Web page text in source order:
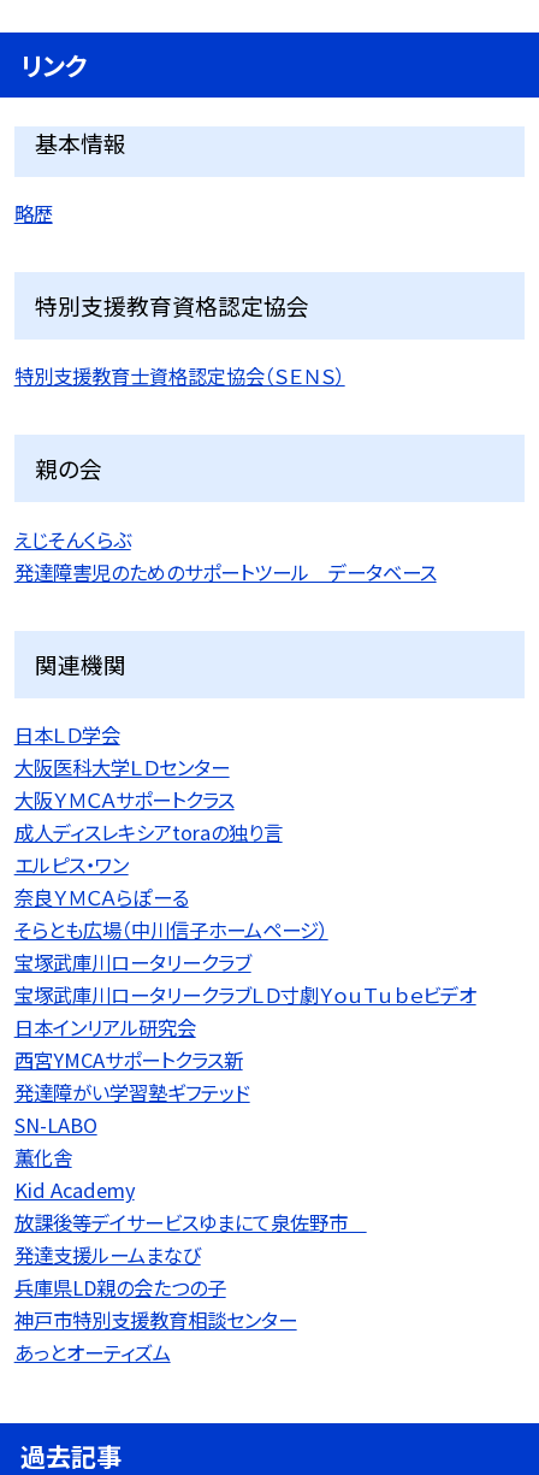
リンク
基本情報
略歴
特別支援教育資格認定協会
特別支援教育士資格認定協会（ＳＥＮＳ）
親の会
えじそんくらぶ
発達障害児のためのサポートツール データベース
関連機関
日本ＬＤ学会
大阪医科大学ＬＤセンター
大阪ＹＭＣＡサポートクラス
成人ディスレキシアtoraの独り言
エルピス・ワン
奈良ＹＭＣＡらぽーる
そらとも広場（中川信子ホームページ）
宝塚武庫川ロータリークラブ
宝塚武庫川ロータリークラブＬＤ寸劇ＹｏｕＴｕｂｅビデオ
日本インリアル研究会
西宮YMCAサポートクラス新
発達障がい学習塾ギフテッド
SN-LABO
薫化舎
Kid Academy
放課後等デイサービスゆまにて泉佐野市
発達支援ルームまなび
兵庫県LD親の会たつの子
神戸市特別支援教育相談センター
あっとオーティズム
過去記事